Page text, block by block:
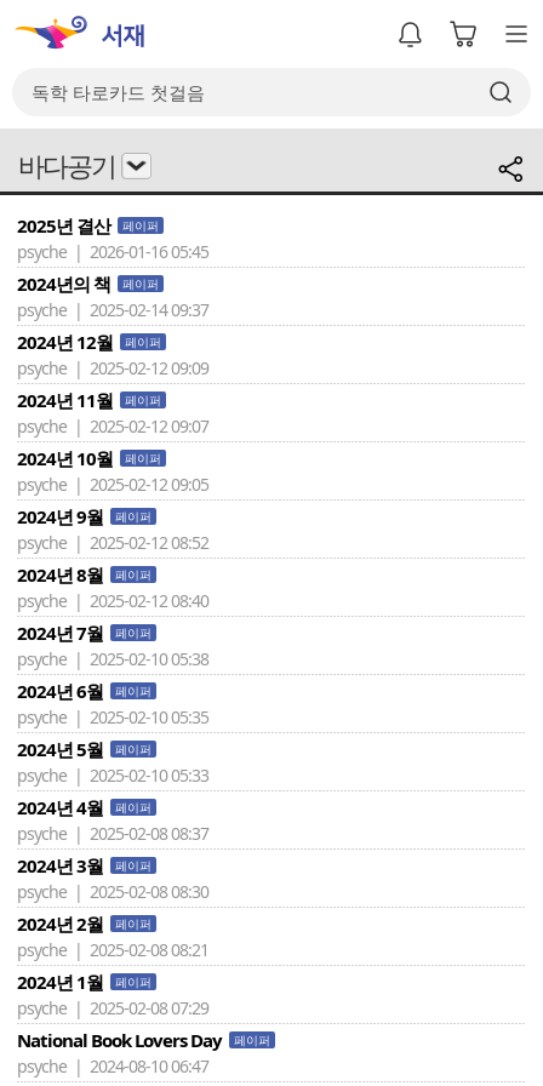
바다공기
2025년 결산 페이퍼
psyche | 2026-01-16 05:45
2024년의 책 페이퍼
psyche | 2025-02-14 09:37
2024년 12월 페이퍼
psyche | 2025-02-12 09:09
2024년 11월 페이퍼
psyche | 2025-02-12 09:07
2024년 10월 페이퍼
psyche | 2025-02-12 09:05
2024년 9월 페이퍼
psyche | 2025-02-12 08:52
2024년 8월 페이퍼
psyche | 2025-02-12 08:40
2024년 7월 페이퍼
psyche | 2025-02-10 05:38
2024년 6월 페이퍼
psyche | 2025-02-10 05:35
2024년 5월 페이퍼
psyche | 2025-02-10 05:33
2024년 4월 페이퍼
psyche | 2025-02-08 08:37
2024년 3월 페이퍼
psyche | 2025-02-08 08:30
2024년 2월 페이퍼
psyche | 2025-02-08 08:21
2024년 1월 페이퍼
psyche | 2025-02-08 07:29
National Book Lovers Day 페이퍼
psyche | 2024-08-10 06:47